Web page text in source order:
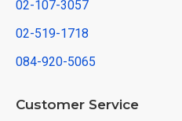
02-107-3057
02-519-1718
084-920-5065
Customer Service